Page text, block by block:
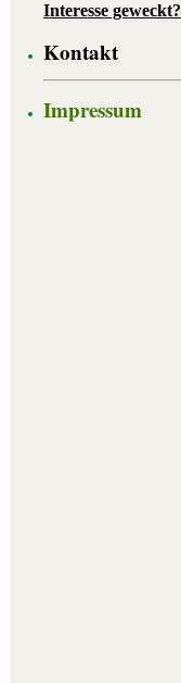
Interesse geweckt?
Kontakt
Impressum